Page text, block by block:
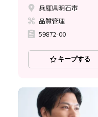
兵庫県明石市
品質管理
59872-00
キープする